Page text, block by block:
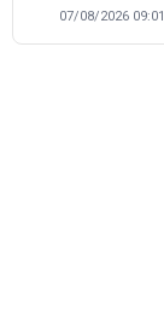
07/08/2026 09:01